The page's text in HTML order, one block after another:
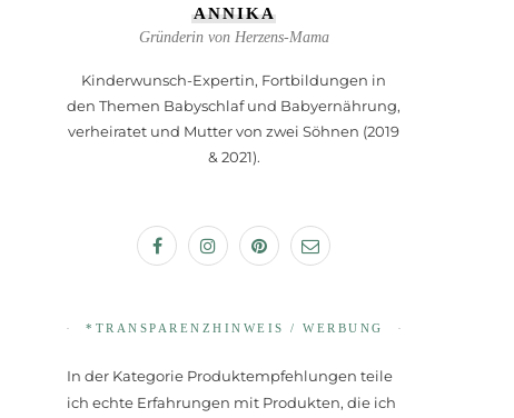
ANNIKA
Gründerin von Herzens-Mama
Kinderwunsch-Expertin, Fortbildungen in
den Themen Babyschlaf und Babyernährung,
verheiratet und Mutter von zwei Söhnen (2019
& 2021).
*TRANSPARENZHINWEIS / WERBUNG
In der Kategorie Produktempfehlungen teile
ich echte Erfahrungen mit Produkten, die ich